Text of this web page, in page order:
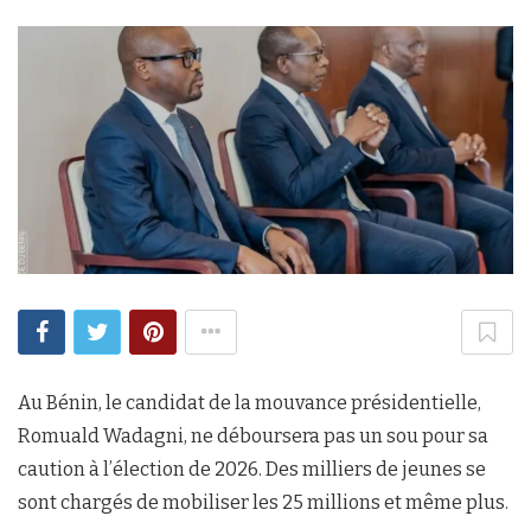
Au Bénin, le candidat de la mouvance présidentielle,
Romuald Wadagni, ne déboursera pas un sou pour sa
caution à l’élection de 2026. Des milliers de jeunes se
sont chargés de mobiliser les 25 millions et même plus.